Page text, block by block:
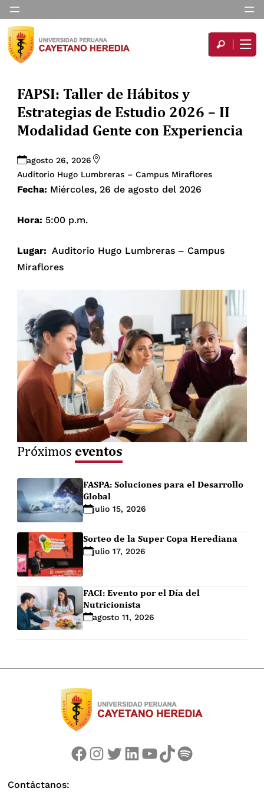
FAPSI: Taller de Hábitos y
Estrategias de Estudio 2026 – II
Modalidad Gente con Experiencia
agosto 26, 2026
Auditorio Hugo Lumbreras – Campus Miraflores
Fecha: Miércoles, 26 de agosto del 2026
Hora: 5:00 p.m.
Lugar: Auditorio Hugo Lumbreras – Campus
Miraflores
Próximos eventos
FASPA: Soluciones para el Desarrollo
Global
julio 15, 2026
Sorteo de la Super Copa Herediana
julio 17, 2026
FACI: Evento por el Día del
Nutricionista
agosto 11, 2026
Facebook Instagram Twitter LinkedIn YouTube TikTok Spotify
Contáctanos: